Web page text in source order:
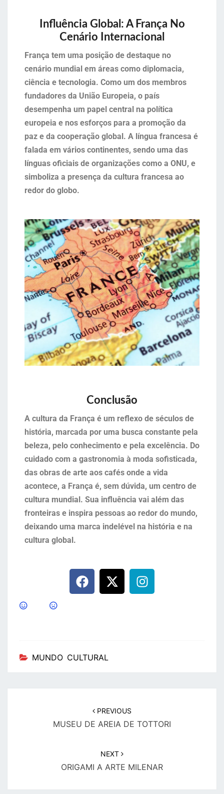
Influência Global: A França No
Cenário Internacional
França tem uma posição de destaque no
cenário mundial em áreas como diplomacia,
ciência e tecnologia. Como um dos membros
fundadores da União Europeia, o país
desempenha um papel central na política
europeia e nos esforços para a promoção da
paz e da cooperação global. A língua francesa é
falada em vários continentes, sendo uma das
línguas oficiais de organizações como a ONU, e
simboliza a presença da cultura francesa ao
redor do globo.
Conclusão
A cultura da França é um reflexo de séculos de
história, marcada por uma busca constante pela
beleza, pelo conhecimento e pela excelência. Do
cuidado com a gastronomia à moda sofisticada,
das obras de arte aos cafés onde a vida
acontece, a França é, sem dúvida, um centro de
cultura mundial. Sua influência vai além das
fronteiras e inspira pessoas ao redor do mundo,
deixando uma marca indelével na história e na
cultura global.
MUNDO CULTURAL
PREVIOUS
MUSEU DE AREIA DE TOTTORI
NEXT
ORIGAMI A ARTE MILENAR